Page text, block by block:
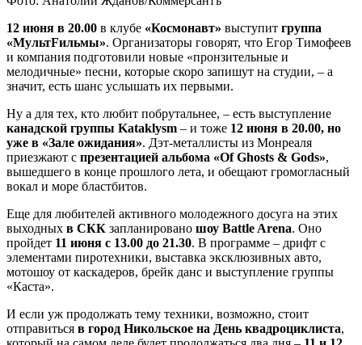
12 июня в 20.00 в клубе «Космонавт» выступит группа
«МультFильмы». Организаторы говорят, что Егор Тимофеев
и компания подготовили новые «пронзительные и
мелодичные» песни, которые скоро запишут на студии, – а
значит, есть шанс услышать их первыми.
Ну а для тех, кто любит побрутальнее, – есть выступление
канадской группы Kataklysm – и тоже 12 июня в 20.00, но
уже в «Зале ожидания». Дэт-металлисты из Монреаля
приезжают с презентацией альбома «Of Ghosts & Gods»,
вышедшего в конце прошлого лета, и обещают громогласный
вокал и море бластбитов.
Еще для любителей активного молодежного досуга на этих
выходных в СКК запланировано шоу Battle Arena. Оно
пройдет 11 июня с 13.00 до 21.30. В программе – дрифт с
элементами пиротехники, выставка эксклюзивных авто,
мотошоу от каскадеров, брейк данс и выступление группы
«Каста».
И если уж продолжать тему техники, возможно, стоит
отправиться в город Никольское на День квадроциклиста,